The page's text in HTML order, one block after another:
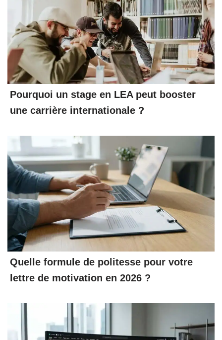
Pourquoi un stage en LEA peut booster
une carrière internationale ?
Quelle formule de politesse pour votre
lettre de motivation en 2026 ?